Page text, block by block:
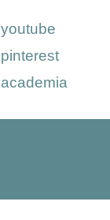
youtube
pinterest
academia